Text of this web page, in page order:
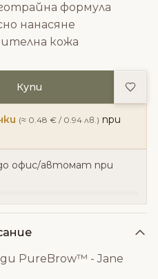
формула
нанасяне
кожа
Купи
(≈ 0.48 € / 0.94 лв.) при
офис/автомат при
PureBrow™ - Jane